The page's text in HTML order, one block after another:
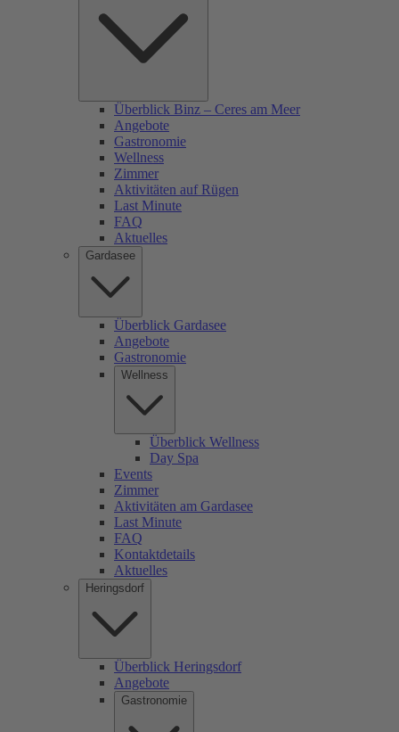
Überblick Binz – Ceres am Meer
Angebote
Gastronomie
Wellness
Zimmer
Aktivitäten auf Rügen
Last Minute
FAQ
Aktuelles
Gardasee
Überblick Gardasee
Angebote
Gastronomie
Wellness
Überblick Wellness
Day Spa
Events
Zimmer
Aktivitäten am Gardasee
Last Minute
FAQ
Kontaktdetails
Aktuelles
Heringsdorf
Überblick Heringsdorf
Angebote
Gastronomie